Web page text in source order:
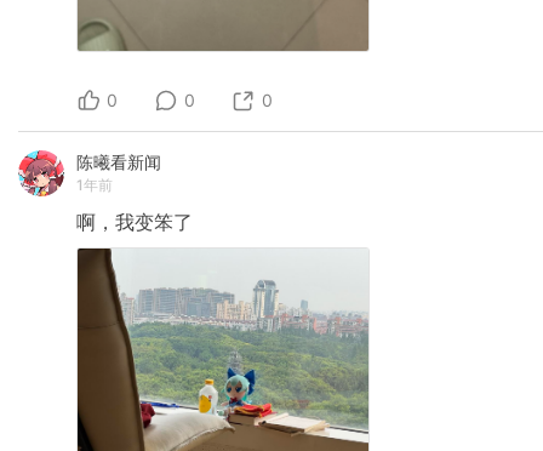
0 0 0
陈曦看新闻
1年前
啊，我变笨了